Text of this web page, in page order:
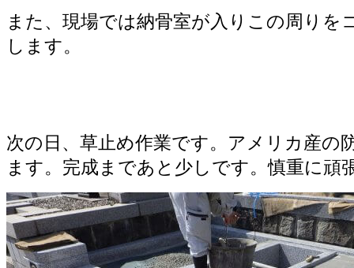
また、現場では納骨室が入りこの周りを
します。
次の日、草止め作業です。アメリカ産の
ます。完成まであと少しです。慎重に頑